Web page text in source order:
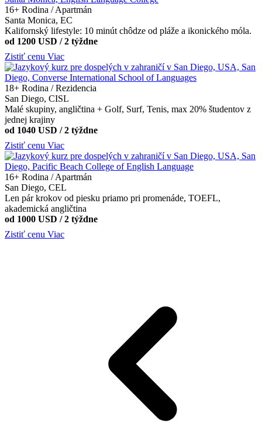
16+ Rodina / Apartmán
Santa Monica, EC
Kalifornský lifestyle: 10 minút chôdze od pláže a ikonického móla.
od 1200 USD / 2 týždne
Zistiť cenu Viac
18+ Rodina / Rezidencia
San Diego, CISL
Malé skupiny, angličtina + Golf, Surf, Tenis, max 20% študentov z
jednej krajiny
od 1040 USD / 2 týždne
Zistiť cenu Viac
16+ Rodina / Apartmán
San Diego, CEL
Len pár krokov od piesku priamo pri promenáde, TOEFL,
akademická angličtina
od 1000 USD / 2 týždne
Zistiť cenu Viac